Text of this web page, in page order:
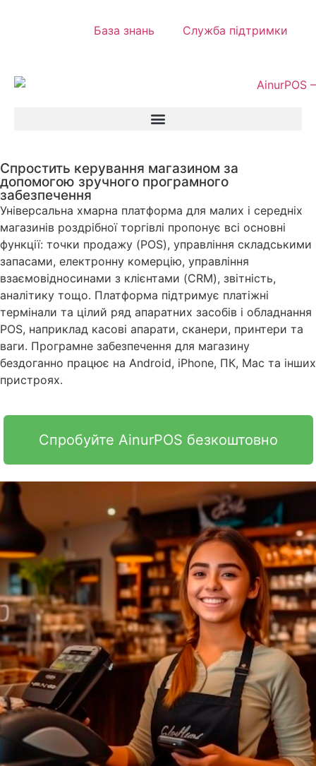
База знань Служба підтримки
Спростить керування магазином за
допомогою зручного програмного
забезпечення
Універсальна хмарна платформа для малих і середніх
магазинів роздрібної торгівлі пропонує всі основні
функції: точки продажу (POS), управління складськими
запасами, електронну комерцію, управління
взаємовідносинами з клієнтами (CRM), звітність,
аналітику тощо. Платформа підтримує платіжні
термінали та цілий ряд апаратних засобів і обладнання
POS, наприклад касові апарати, сканери, принтери та
ваги. Програмне забезпечення для магазину
бездоганно працює на Android, iPhone, ПК, Mac та інших
пристроях.
Спробуйте AinurPOS безкоштовно